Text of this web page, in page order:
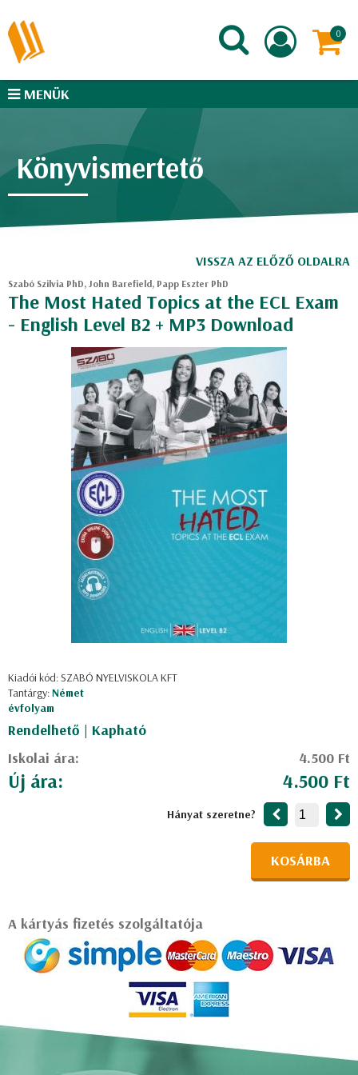
MENÜK
Könyvismertető
VISSZA AZ ELŐZŐ OLDALRA
Szabó Szilvia PhD, John Barefield, Papp Eszter PhD
The Most Hated Topics at the ECL Exam
- English Level B2 + MP3 Download
Kiadói kód: SZABÓ NYELVISKOLA KFT
Tantárgy:Német
évfolyam
Rendelhető | Kapható
Iskolai ára:
4.500 Ft
Új ára: 4.500 Ft
Hányat szeretne?
KOSÁRBA
A kártyás fizetés szolgáltatója